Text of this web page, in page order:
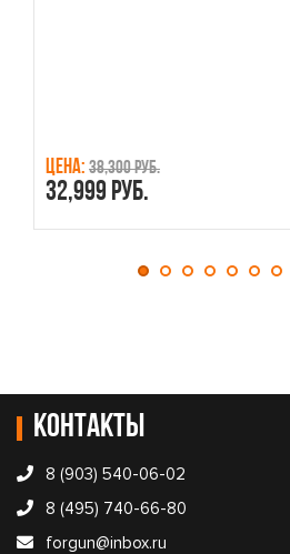
Цена: 38,300 руб.
32,999 руб.
Контакты
8 (903) 540-06-02
8 (495) 740-66-80
forgun@inbox.ru